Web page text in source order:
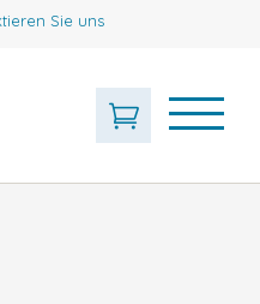
Sie uns